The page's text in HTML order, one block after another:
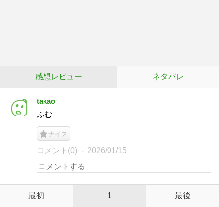
感想レビュー ネタバレ
takao
ふむ
ナイス
コメント(0) 2026/01/15
最初 1 最後